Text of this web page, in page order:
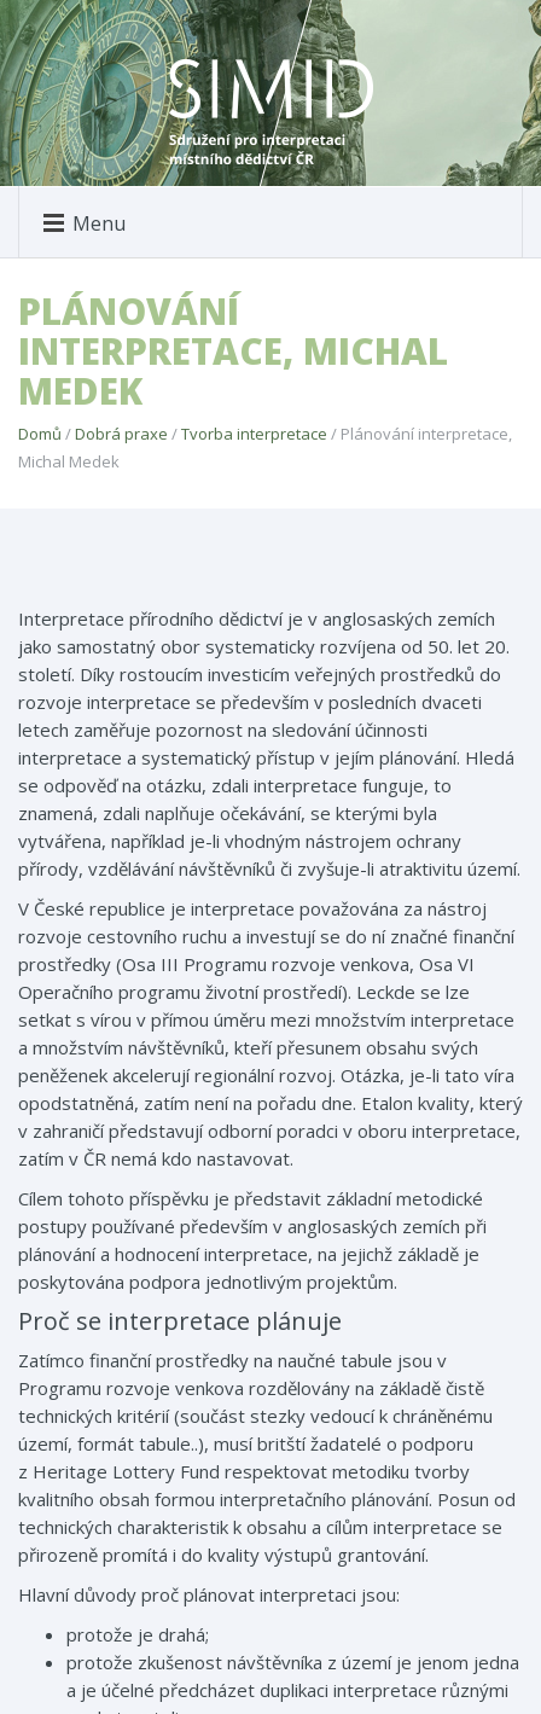
Menu
PLÁNOVÁNÍ
INTERPRETACE, MICHAL
MEDEK
Domů /Dobrá praxe /Tvorba interpretace / Plánování interpretace,
Michal Medek
Interpretace přírodního dědictví je v anglosaských zemích
jako samostatný obor systematicky rozvíjena od 50. let 20.
století. Díky rostoucím investicím veřejných prostředků do
rozvoje interpretace se především v posledních dvaceti
letech zaměřuje pozornost na sledování účinnosti
interpretace a systematický přístup v jejím plánování. Hledá
se odpověď na otázku, zdali interpretace funguje, to
znamená, zdali naplňuje očekávání, se kterými byla
vytvářena, například je-li vhodným nástrojem ochrany
přírody, vzdělávání návštěvníků či zvyšuje-li atraktivitu území.
V České republice je interpretace považována za nástroj
rozvoje cestovního ruchu a investují se do ní značné finanční
prostředky (Osa III Programu rozvoje venkova, Osa VI
Operačního programu životní prostředí). Leckde se lze
setkat s vírou v přímou úměru mezi množstvím interpretace
a množstvím návštěvníků, kteří přesunem obsahu svých
peněženek akcelerují regionální rozvoj. Otázka, je-li tato víra
opodstatněná, zatím není na pořadu dne. Etalon kvality, který
v zahraničí představují odborní poradci v oboru interpretace,
zatím v ČR nemá kdo nastavovat.
Cílem tohoto příspěvku je představit základní metodické
postupy používané především v anglosaských zemích při
plánování a hodnocení interpretace, na jejichž základě je
poskytována podpora jednotlivým projektům.
Proč se interpretace plánuje
Zatímco finanční prostředky na naučné tabule jsou v
Programu rozvoje venkova rozdělovány na základě čistě
technických kritérií (součást stezky vedoucí k chráněnému
území, formát tabule..), musí britští žadatelé o podporu
z Heritage Lottery Fund respektovat metodiku tvorby
kvalitního obsah formou interpretačního plánování. Posun od
technických charakteristik k obsahu a cílům interpretace se
přirozeně promítá i do kvality výstupů grantování.
Hlavní důvody proč plánovat interpretaci jsou:
protože je drahá;
protože zkušenost návštěvníka z území je jenom jedna
a je účelné předcházet duplikaci interpretace různými